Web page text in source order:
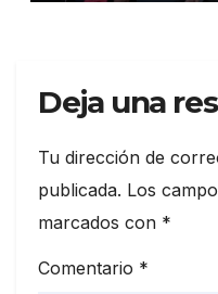
Deja una
Tu dirección de
publicada. Los
marcados con *
Comentario *